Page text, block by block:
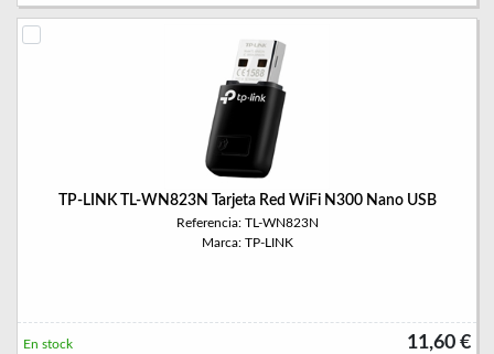
TP-LINK TL-WN823N Tarjeta Red WiFi N300 Nano USB
Referencia: TL-WN823N
Marca: TP-LINK
11,60 €
En stock